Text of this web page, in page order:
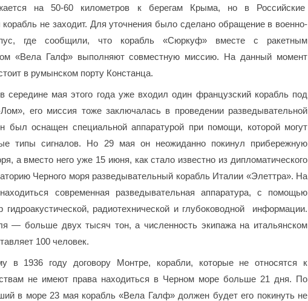
на 50-60 километров к берегам Крыма, но в Российские
не заходит. Для уточнения было сделано обращение в военно-
где сообщили, что корабль «Сюркуф» вместе с ракетным
«Вела Галф» выполняют совместную миссию. На данный момент
в румынском порту Констанца.
середине мая этого года уже входил один французский корабль под
его миссия тоже заключалась в проведении разведывательной
был оснащен специальной аппаратурой при помощи, которой могут
типы сигналов. Но 29 мая он неожиданно покинул прибережную
а вместо него уже 15 июня, как стало известно из дипломатического
Черного моря разведывательный корабль Италии «Элеттра». На
современная разведывательная аппаратура, с помощью
гидроакустической, радиотехнической и глубоководной информации.
— больше двух тысяч тон, а численность экипажа на итальянском
100 человек.
в 1936 году договору Монтре, корабли, которые не относятся к
не имеют права находиться в Черном море больше 21 дня. По
в море 23 мая корабль «Вела Галф» должен будет его покинуть не